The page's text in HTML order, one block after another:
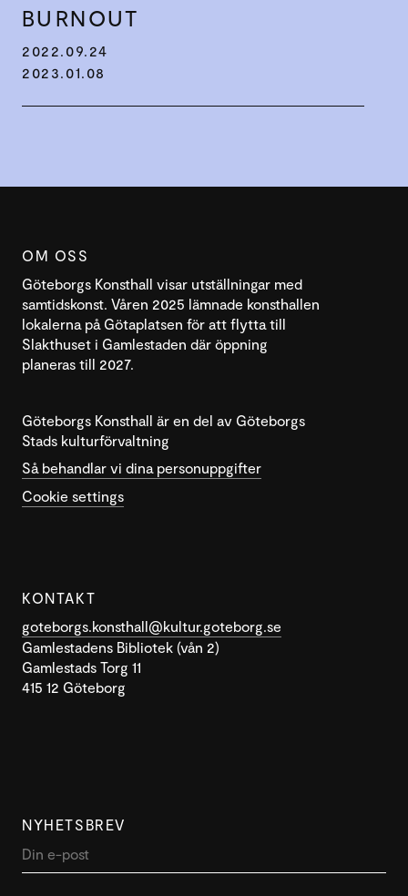
BURNOUT
2022.09.24
2023.01.08
OM OSS
Göteborgs Konsthall visar utställningar med
samtidskonst. Våren 2025 lämnade konsthallen
lokalerna på Götaplatsen för att flytta till
Slakthuset i Gamlestaden där öppning
planeras till 2027.
Göteborgs Konsthall är en del av Göteborgs
Stads kulturförvaltning
Så behandlar vi dina personuppgifter
Cookie settings
KONTAKT
goteborgs.konsthall@kultur.goteborg.se
Gamlestadens Bibliotek (vån 2)
Gamlestads Torg 11
415 12 Göteborg
NYHETSBREV